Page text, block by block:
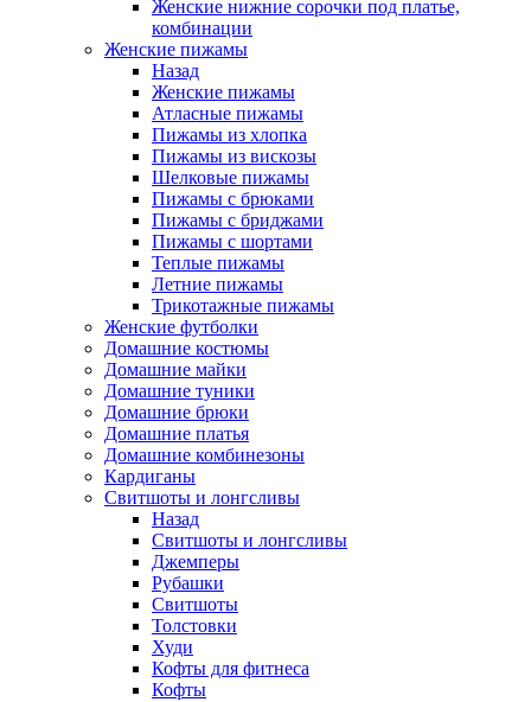
Женские нижние сорочки под платье,
комбинации
Женские пижамы
Назад
Женские пижамы
Атласные пижамы
Пижамы из хлопка
Пижамы из вискозы
Шелковые пижамы
Пижамы с брюками
Пижамы с бриджами
Пижамы с шортами
Теплые пижамы
Летние пижамы
Трикотажные пижамы
Женские футболки
Домашние костюмы
Домашние майки
Домашние туники
Домашние брюки
Домашние платья
Домашние комбинезоны
Кардиганы
Свитшоты и лонгсливы
Назад
Свитшоты и лонгсливы
Джемперы
Рубашки
Свитшоты
Толстовки
Худи
Кофты для фитнеса
Кофты